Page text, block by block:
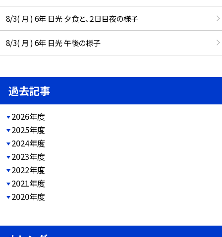
8/3( 月 ) 6年 日光 夕食と、２日目夜の様子
8/3( 月 ) 6年 日光 午後の様子
過去記事
2026年度
2025年度
2024年度
2023年度
2022年度
2021年度
2020年度